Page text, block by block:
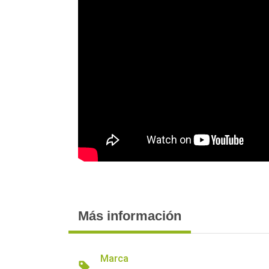
Más información
Marca